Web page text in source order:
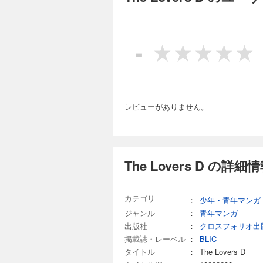
-
レビューがありません。
The Lovers D の詳細
カテゴリ ：
少年・青年マンガ
ジャンル
：
青年マンガ
出版社
：
クロスフォリオ出
掲載誌・レーベル ：
BLIC
タイトル
：
The Lovers D